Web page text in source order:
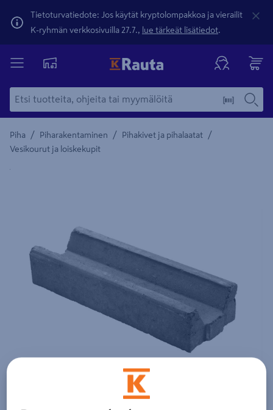
Tietoturvatiedote: Jos käytät kryptolompakkoa ja vierailit
K-ryhmän verkkosivuilla 27.7., lue tärkeät lisätiedot.
Piha / Piharakentaminen / Pihakivet ja pihalaatat /
Vesikourut ja loiskekupit
Yksityiskohtainen kuvaus löytyy Tuotteen kuvaus -